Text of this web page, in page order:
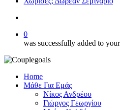
0
was successfully added to
Home
Μάθε Για Εμάς
Νίκος Ανδρέου
Γιώργος Γεωργίου